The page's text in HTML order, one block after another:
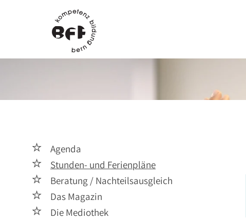
 Agenda
 Stunden- und Ferienpläne
 Beratung / Nachteilsausgleich
 Das Magazin
 Die Mediothek